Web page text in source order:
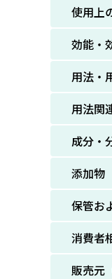
使用上
効能・
用法・
用法関
成分・
添加物
保管お
消費者
販売元